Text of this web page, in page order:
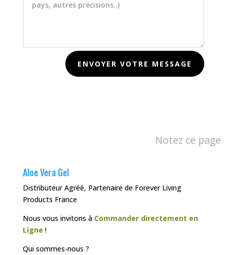
ENVOYER VOTRE MESSAGE
Notez ce page
Aloe Vera Gel
Distributeur Agréé, Partenaire de Forever Living
Products France
Nous vous invitons à Commander directement en
Ligne !
Qui sommes-nous ?